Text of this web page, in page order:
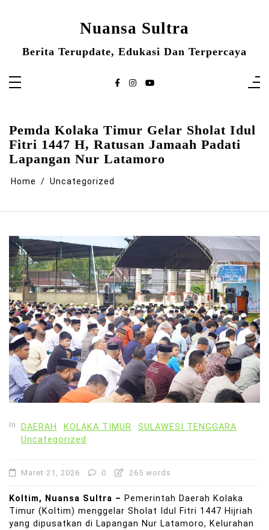
Nuansa Sultra
Berita Terupdate, Edukasi Dan Terpercaya
Pemda Kolaka Timur Gelar Sholat Idul
Fitri 1447 H, Ratusan Jamaah Padati
Lapangan Nur Latamoro
Home Uncategorized
In DAERAH KOLAKA TIMUR
SULAWESI TENGGARA
Uncategorized
Maret 21, 2026 0 265 words
Koltim, Nuansa Sultra – Pemerintah Daerah Kolaka
Timur (Koltim) menggelar Sholat Idul Fitri 1447 Hijriah
yang dipusatkan di Lapangan Nur Latamoro, Kelurahan